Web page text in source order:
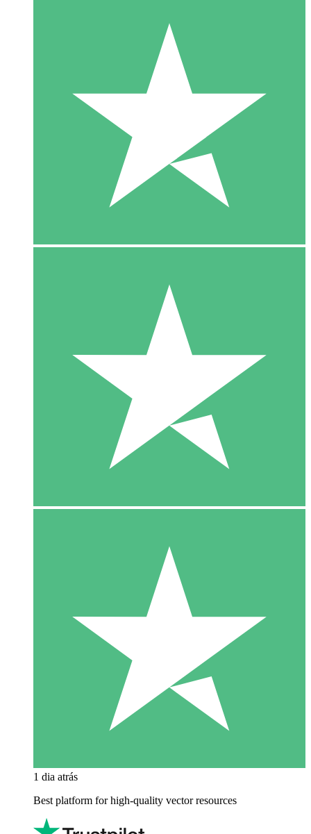
1 dia atrás
Best platform for high-quality vector resources